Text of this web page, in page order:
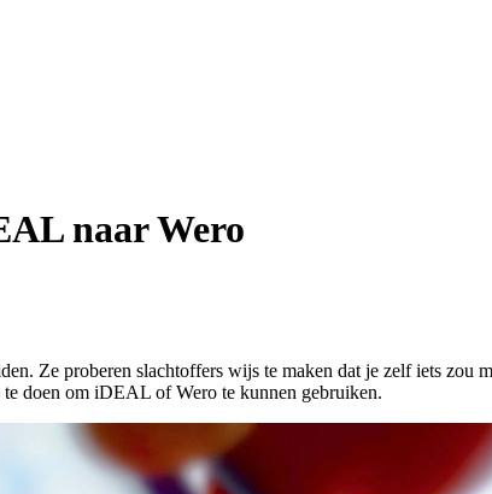
naar Wero
Ze proberen slachtoffers wijs te maken dat je zelf iets zou
doen om iDEAL of Wero te kunnen gebruiken.